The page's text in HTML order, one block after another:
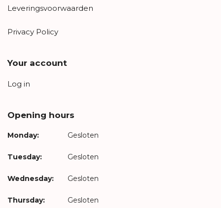
Leveringsvoorwaarden
Privacy Policy
Your account
Log in
Opening hours
Monday: Gesloten
Tuesday: Gesloten
Wednesday: Gesloten
Thursday: Gesloten